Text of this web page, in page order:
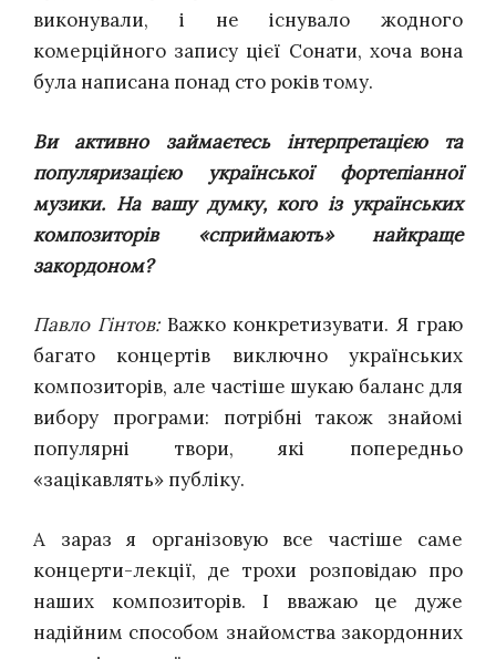
виконували, і не існувало жодного
комерційного запису цієї Сонати, хоча вона
була написана понад сто років тому.
Ви активно займаєтесь інтерпретацією та
популяризацією української фортепіанної
музики. На вашу думку, кого із українських
композиторів «сприймають» найкраще
закордоном?
Павло Гінтов:Важко конкретизувати. Я граю
багато концертів виключно українських
композиторів, але частіше шукаю баланс для
вибору програми: потрібні також знайомі
популярні твори, які попередньо
«зацікавлять» публіку.
А зараз я організовую все частіше саме
концерти-лекції, де трохи розповідаю про
наших композиторів. І вважаю це дуже
надійним способом знайомства закордонних